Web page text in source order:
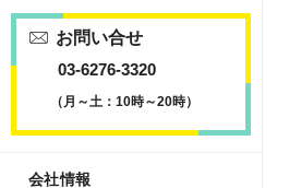
お問い合せ
03-6276-3320
（月～土：10時～20時）
会社情報